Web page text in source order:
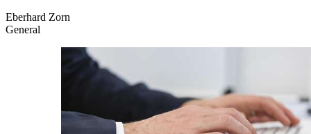
Eberhard Zorn
General